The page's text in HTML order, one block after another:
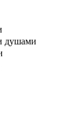
душами